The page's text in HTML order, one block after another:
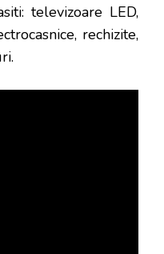
televizoare LED,
rechizite,